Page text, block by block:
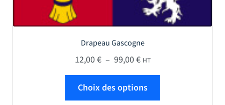
Drapeau Gascogne
12,00€ – 99,00€Plage de prix : 12,00 €
HT
Choix des options